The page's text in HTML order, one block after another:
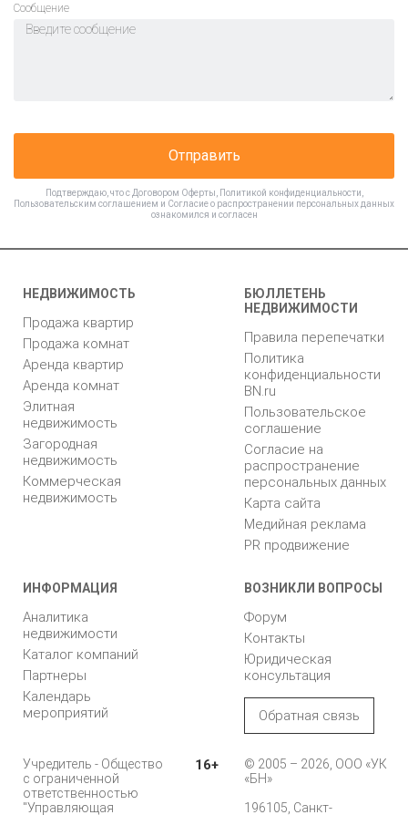
Cообщение
Отправить
Подтверждаю, что с Договором Оферты Политикой конфиденциальности
Пользовательским соглашением и Согласие о распространении персональных данных
ознакомился и согласен
НЕДВИЖИМОСТЬ
Продажа квартир
Продажа комнат
Аренда квартир
Аренда комнат
Элитная
недвижимость
Загородная
недвижимость
Коммерческая
недвижимость
БЮЛЛЕТЕНЬ
НЕДВИЖИМОСТИ
Правила перепечатки
Политика
конфиденциальности
BN.ru
Пользовательское
соглашение
Согласие на
распространение
персональных данных
Карта сайта
Медийная реклама
PR продвижение
ИНФОРМАЦИЯ
Аналитика
недвижимости
Каталог компаний
Партнеры
Календарь
мероприятий
ВОЗНИКЛИ ВОПРОСЫ
Форум
Контакты
Юридическая
консультация
Обратная связь
Учредитель - Общество
с ограниченной
ответственностью
"Управляющая
16+
© 2005 – 2026, ООО «УК
«БН»
196105, Санкт-